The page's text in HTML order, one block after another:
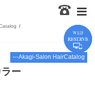
---Akagi-Salon HairCatalog
ー